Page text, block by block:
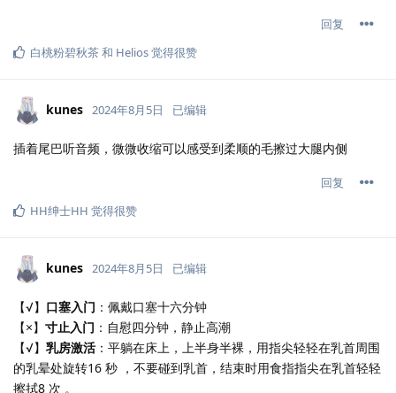
回复
白桃粉碧秋茶和 Helios觉得很赞
kunes 2024年8月5日 已编辑
插着尾巴听音频，微微收缩可以感受到柔顺的毛擦过大腿内侧
回复
HH绅士HH 觉得很赞
kunes 2024年8月5日 已编辑
【√】 口塞入门 ：佩戴口塞十六分钟
【×】 寸止入门 ：自慰四分钟，静止高潮
【√】 乳房激活 ：平躺在床上，上半身半裸，用指尖轻轻在乳首周围
的乳晕处旋转16 秒 ，不要碰到乳首，结束时用食指指尖在乳首轻轻
擦拭8 次 。